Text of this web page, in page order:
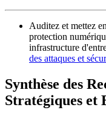
Auditez et mettez
protection
infrastructure
des attaques et
Synthèse des
Stratégiques et